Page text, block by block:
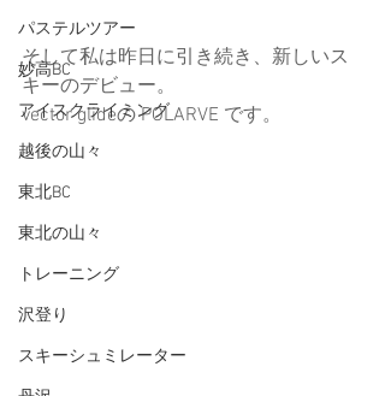
パステルツアー
妙高BC
アイスクライミング
越後の山々
東北BC
東北の山々
トレーニング
沢登り
スキーシュミレーター
そして私は昨日に引き続き、新しいス
キーのデビュー。
vector glideの POLARVE です。